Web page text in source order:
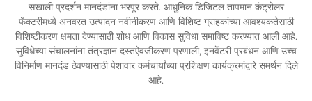
सखाली प्रदर्शन मानदंडांना भरपूर करते. आधुनिक डिजिटल तापमान कंट्रोलर
फॅक्टरीमध्ये अनवरत उत्पादन नवीनीकरण आणि विशिष्ट ग्राहकांच्या आवश्यकतेसाठी
विशिष्टीकरण क्षमता देण्यासाठी शोध आणि विकास सुविधा समाविष्ट करण्यात आली आहे.
सुविधेच्या संचालनांना तंत्रज्ञान दस्तऐवजीकरण प्रणाली, इनवेंटरी प्रबंधन आणि उच्च
विनिर्माण मानदंड ठेवण्यासाठी पेशावार कर्मचार्यांच्या प्रशिक्षण कार्यक्रमांद्वारे समर्थन दिले
आहे.